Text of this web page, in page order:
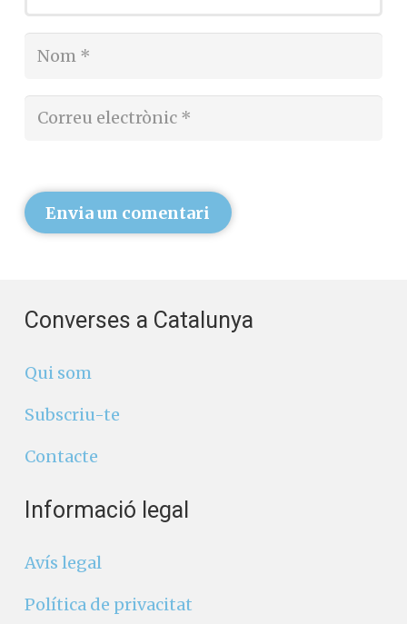
Envia un comentari
Converses a Catalunya
Qui som
Subscriu-te
Contacte
Informació legal
Avís legal
Política de privacitat